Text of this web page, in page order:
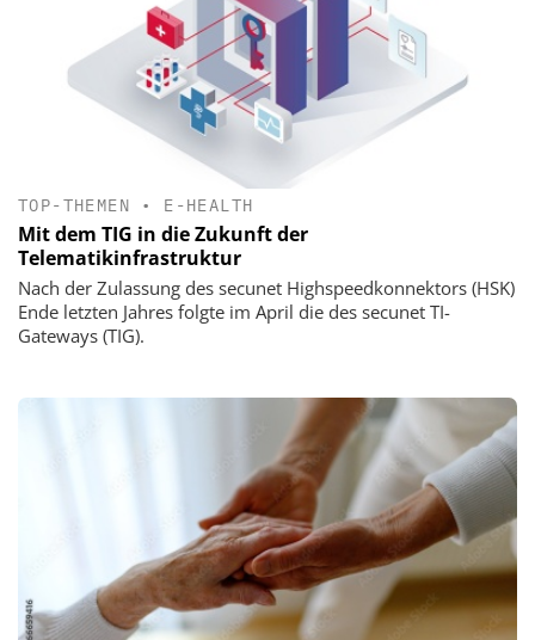
TOP-THEMEN • E-HEALTH
Mit dem TIG in die Zukunft der
Telematikinfrastruktur
Nach der Zulassung des secunet Highspeedkonnektors (HSK)
Ende letzten Jahres folgte im April die des secunet TI-
Gateways (TIG).